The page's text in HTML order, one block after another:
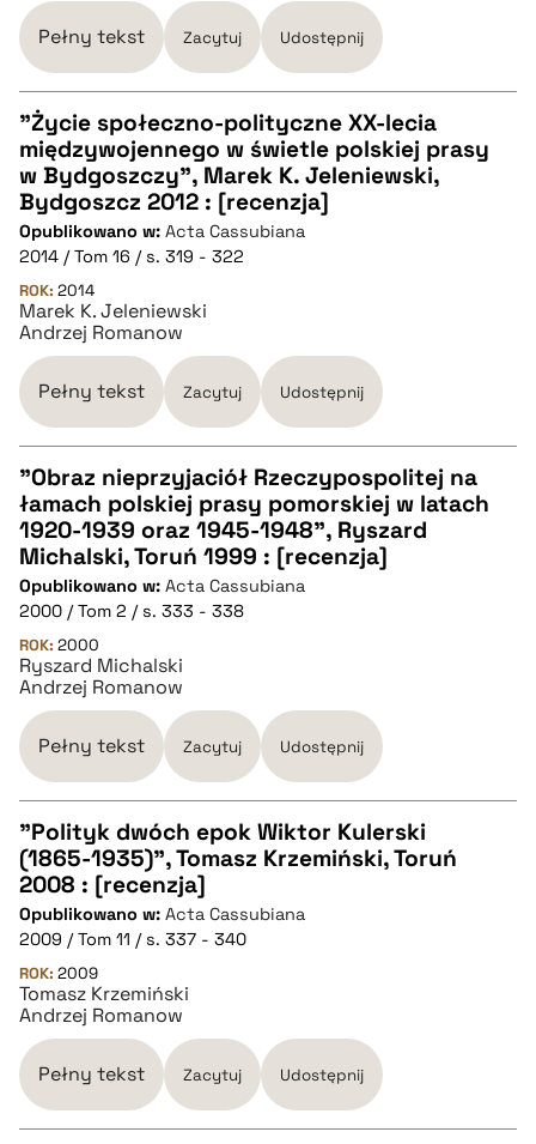
pobierz cytat
Pełny tekst Zacytuj Udostępnij
CZYSTY TEKST
pobierz cytat
BIBTEX
pobierz cytat
"Życie społeczno-polityczne XX-lecia
międzywojennego w świetle polskiej prasy
w Bydgoszczy", Marek K. Jeleniewski,
Bydgoszcz 2012 : [recenzja]
Opublikowano w: Acta Cassubiana
2014 / Tom 16 / s. 319 - 322
ROK: 2014
Marek K. Jeleniewski
Andrzej Romanow
Pełny tekst Zacytuj Udostępnij
CZYSTY TEKST
pobierz cytat
BIBTEX
pobierz cytat
"Obraz nieprzyjaciół Rzeczypospolitej na
łamach polskiej prasy pomorskiej w latach
1920-1939 oraz 1945-1948", Ryszard
Michalski, Toruń 1999 : [recenzja]
Opublikowano w: Acta Cassubiana
2000 / Tom 2 / s. 333 - 338
ROK: 2000
Ryszard Michalski
Andrzej Romanow
Pełny tekst Zacytuj Udostępnij
CZYSTY TEKST
pobierz cytat
BIBTEX
pobierz cytat
"Polityk dwóch epok Wiktor Kulerski
(1865-1935)", Tomasz Krzemiński, Toruń
2008 : [recenzja]
Opublikowano w: Acta Cassubiana
2009 / Tom 11 / s. 337 - 340
ROK: 2009
Tomasz Krzemiński
Andrzej Romanow
Pełny tekst Zacytuj Udostępnij